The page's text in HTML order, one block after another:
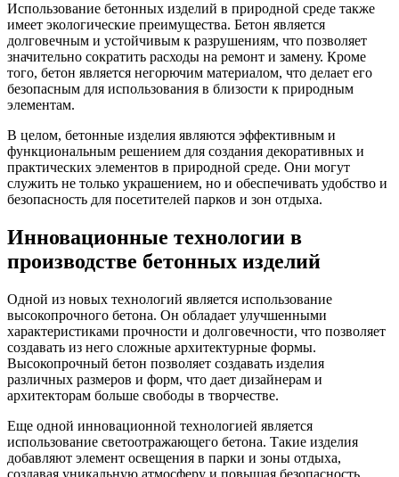
Использование бетонных изделий в природной среде также
имеет экологические преимущества. Бетон является
долговечным и устойчивым к разрушениям, что позволяет
значительно сократить расходы на ремонт и замену. Кроме
того, бетон является негорючим материалом, что делает его
безопасным для использования в близости к природным
элементам.
В целом, бетонные изделия являются эффективным и
функциональным решением для создания декоративных и
практических элементов в природной среде. Они могут
служить не только украшением, но и обеспечивать удобство и
безопасность для посетителей парков и зон отдыха.
Инновационные технологии в
производстве бетонных изделий
Одной из новых технологий является использование
высокопрочного бетона. Он обладает улучшенными
характеристиками прочности и долговечности, что позволяет
создавать из него сложные архитектурные формы.
Высокопрочный бетон позволяет создавать изделия
различных размеров и форм, что дает дизайнерам и
архитекторам больше свободы в творчестве.
Еще одной инновационной технологией является
использование светоотражающего бетона. Такие изделия
добавляют элемент освещения в парки и зоны отдыха,